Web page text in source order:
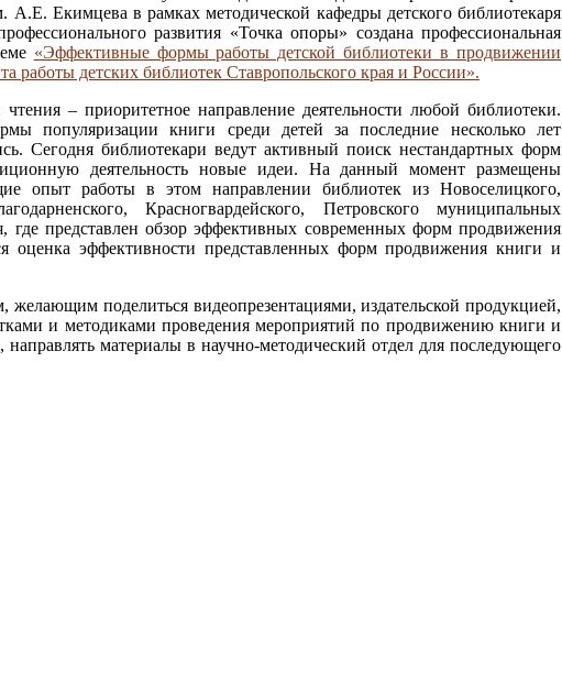
А.Е. Екимцева в рамках методической кафедры детского библиотекаря
развития «Точка опоры» создана профессиональная
«Эффективные формы работы детской библиотеки в продвижении
работы детских библиотек Ставропольского края и России».
– приоритетное направление деятельности любой библиотеки.
популяризации книги среди детей за последние несколько лет
Сегодня библиотекари ведут активный поиск нестандартных форм
деятельность новые идеи. На данный момент размещены
опыт работы в этом направлении библиотек из Новоселицкого,
Красногвардейского, Петровского муниципальных
где представлен обзор эффективных современных форм продвижения
оценка эффективности представленных форм продвижения книги и
желающим поделиться видеопрезентациями, издательской продукцией,
и методиками проведения мероприятий по продвижению книги и
направлять материалы в научно-методический отдел для последующего